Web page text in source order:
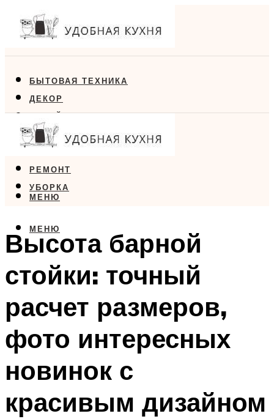
БЫТОВАЯ ТЕХНИКА
ДЕКОР
ДИЗАЙН
ЕДА
РЕМОНТ
УБОРКА
МЕНЮ
МЕНЮ
Высота барной
стойки: точный
расчет размеров,
фото интересных
новинок с
красивым дизайном